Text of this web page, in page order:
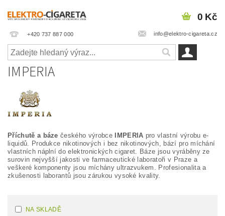
+420 737 887 000 info@elektro-cigareta.cz
0 Kč
IMPERIA
Příchutě a báze českého výrobce IMPERIA pro vlastní výrobu e-
liquidů. Produkce nikotinových i bez nikotinových, bází pro míchání
vlastních náplní do elektronických cigaret. Báze jsou vyráběny ze
surovin nejvyšší jakosti ve farmaceutické laboratoři v Praze a
veškeré komponenty jsou míchány ultrazvukem. Profesionalita a
zkušenosti laborantů jsou zárukou vysoké kvality.
NA SKLADĚ